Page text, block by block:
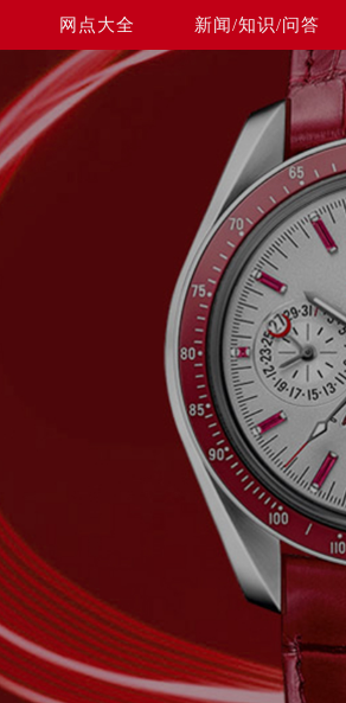
网点大全 新闻/知识/问答
全部区域（非大陆需加拨“+86”）